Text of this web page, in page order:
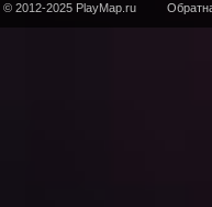
© 2012-2025 PlayMap.ru